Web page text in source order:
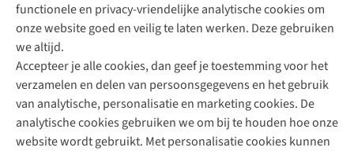
functionele en privacy-vriendelijke analytische cookies om
onze website goed en veilig te laten werken. Deze gebruiken
we altijd.
Accepteer je alle cookies, dan geef je toestemming voor het
verzamelen en delen van persoonsgegevens en het gebruik
van analytische, personalisatie en marketing cookies. De
analytische cookies gebruiken we om bij te houden hoe onze
website wordt gebruikt. Met personalisatie cookies kunnen
Direct advies van een Buitenexpert
+31 (0)85 888 50 88
+31 6 12 28 49 80
Contactformulier